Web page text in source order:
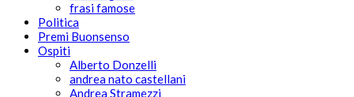
frasi famose
Politica
Premi Buonsenso
Ospiti
Alberto Donzelli
andrea nato castellani
Andrea Stramezzi